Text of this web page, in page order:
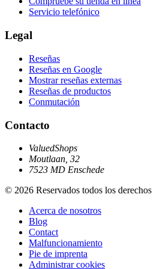
Servicio telefónico
Legal
Reseñas
Reseñas en Google
Mostrar reseñas externas
Reseñas de productos
Conmutación
Contacto
ValuedShops
Moutlaan, 32
7523 MD Enschede
© 2026 Reservados todos los derechos
Acerca de nosotros
Blog
Contact
Malfuncionamiento
Pie de imprenta
Administrar cookies